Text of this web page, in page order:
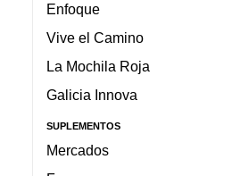
Enfoque
Vive el Camino
La Mochila Roja
Galicia Innova
SUPLEMENTOS
Mercados